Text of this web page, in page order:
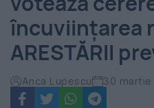
Zilei
încuviinţarea
ARESTĂRII
Anca Lupescu 30 martie